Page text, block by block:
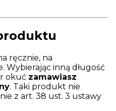
ręcznie, na
Wybierając inną długość
okuć zamawiasz
. Taki produkt nie
z art. 38 ust. 3 ustawy